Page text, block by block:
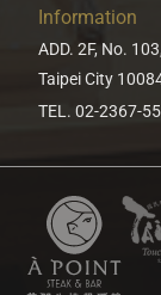
Information
ADD. 2F, No.
Taipei City
TEL. 02-2367-